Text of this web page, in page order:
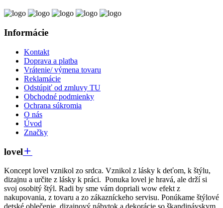
Informácie
Kontakt
Doprava a platba
Vrátenie/ výmena tovaru
Reklamácie
Odstúpiť od zmluvy TU
Obchodné podmienky
Ochrana súkromia
O nás
Úvod
Značky
lovel
Koncept lovel vznikol zo srdca. Vznikol z lásky k deťom, k štýlu,
dizajnu a určite z lásky k práci. Ponuka lovel je hravá, ale drží si
svoj osobitý štýl. Radi by sme vám dopriali wow efekt z
nakupovania, z tovaru a zo zákazníckeho servisu. Ponúkame štýlové